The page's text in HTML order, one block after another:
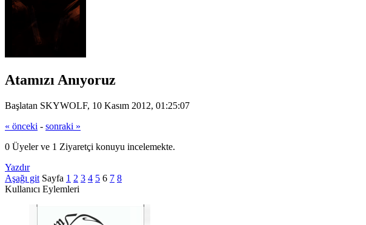
Atamızı Anıyoruz
Başlatan SKYWOLF, 10 Kasım 2012, 01:25:07
« önceki - sonraki »
0 Üyeler ve 1 Ziyaretçi konuyu incelemekte.
Yazdır
Aşağı git Sayfa 1 2 3 4 5 6 7 8
Kullanıcı Eylemleri